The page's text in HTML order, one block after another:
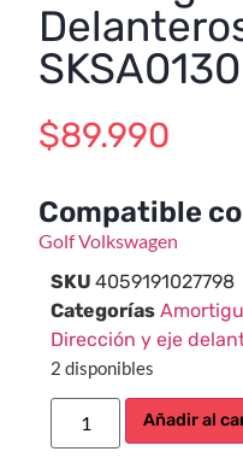
$89.990
Compatible
GolfVolkswagen
SKU 4059191027798
Categorías
Dirección y eje
2 disponibles
Añadir al